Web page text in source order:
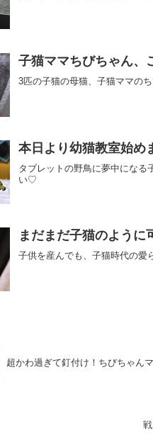
子猫ママちびちゃん、
3匹の子猫の母猫、子猫ママの
本日より幼猫教室始め
タブレットの野鳥に夢中になる
い♡
まだまだ子猫のように
子供を産んでも、子猫時代の愛
超かわ過ぎて釘付け！ちびちゃん